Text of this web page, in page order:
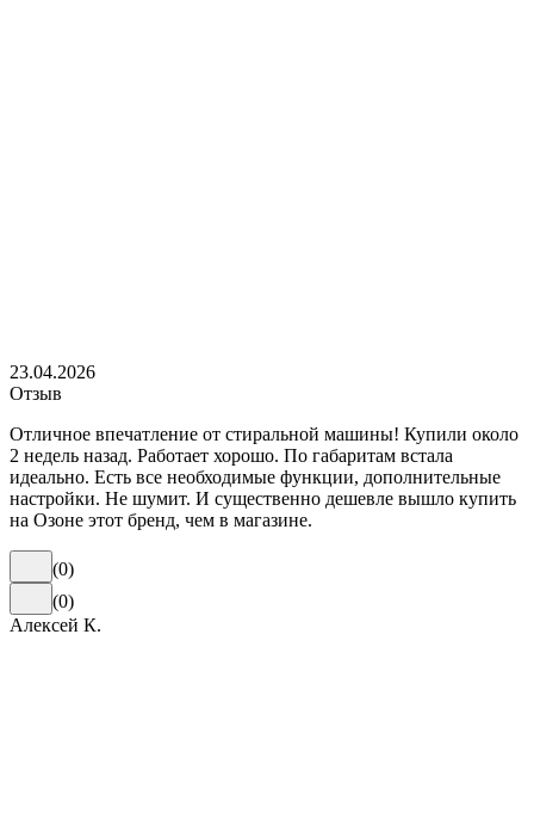
23.04.2026
Отзыв
Отличное впечатление от стиральной машины! Купили около
2 недель назад. Работает хорошо. По габаритам встала
идеально. Есть все необходимые функции, дополнительные
настройки. Не шумит. И существенно дешевле вышло купить
на Озоне этот бренд, чем в магазине.
(0)
(0)
Алексей К.